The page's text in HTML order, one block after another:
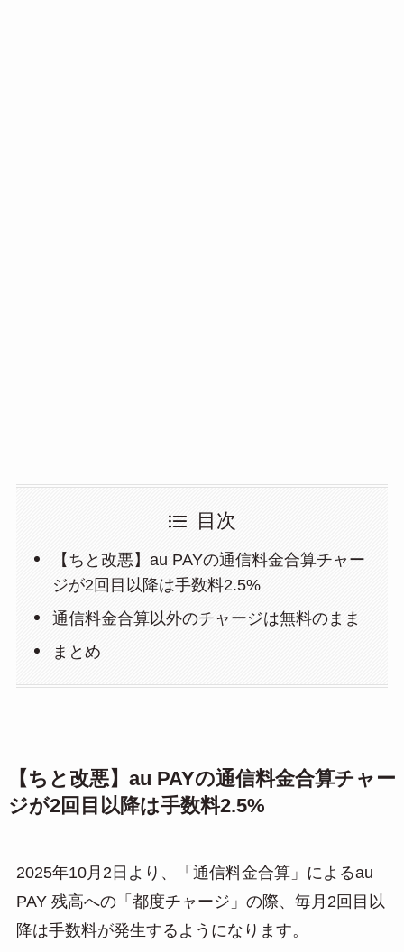
目次
【ちと改悪】au PAYの通信料金合算チャー
ジが2回目以降は手数料2.5%
通信料金合算以外のチャージは無料のまま
まとめ
【ちと改悪】au PAYの通信料金合算チャー
ジが2回目以降は手数料2.5%
2025年10月2日より、「通信料金合算」によるau
PAY 残高への「都度チャージ」の際、毎月2回目以
降は手数料が発生するようになります。